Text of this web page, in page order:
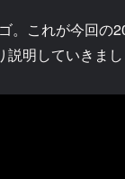
これが今回の
明していきまし